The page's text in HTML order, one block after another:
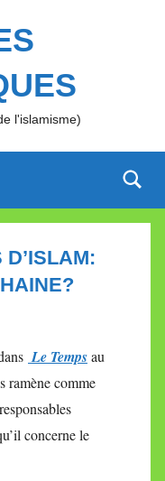
l'islamisme)
D’ISLAM:
Le Tempsau
ramène comme
concerne le